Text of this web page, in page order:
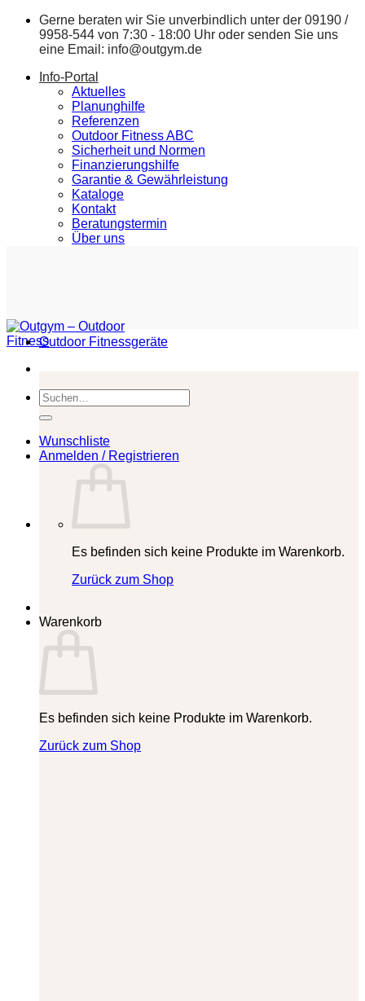
Zum
springen
Gerne beraten wir Sie unverbindlich unter der 09190 /
9958-544 von 7:30 - 18:00 Uhr oder senden Sie uns
eine Email: info@outgym.de
Info-Portal
Aktuelles
Planunghilfe
Referenzen
Outdoor Fitness ABC
Sicherheit und Normen
Finanzierungshilfe
Garantie & Gewährleistung
Kataloge
Kontakt
Beratungstermin
Über uns
Suchen
nach:
Wunschliste
Anmelden / Registrieren
Es befinden sich keine Produkte im Warenkorb.
Zurück zum Shop
Warenkorb
Es befinden sich keine Produkte im Warenkorb.
Zurück zum Shop
Outdoor Fitnessgeräte